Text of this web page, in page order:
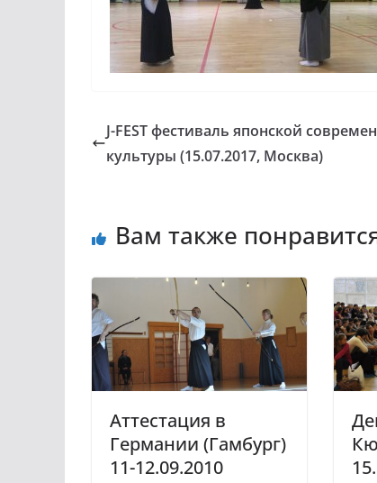
J-FEST фестиваль японской
культуры (15.07.2017, Москва)
Вам также
Аттестация в
Германии (Гамбург)
11-12.09.2010